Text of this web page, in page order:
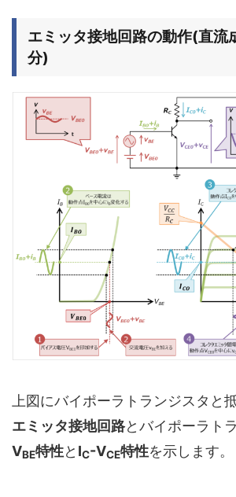
エミッタ接地回路の動作(直流
分)
上図にバイポーラトランジスタと
エミッタ接地回路とバイポーラト
VBE特性と IC-VCE特性を示します。